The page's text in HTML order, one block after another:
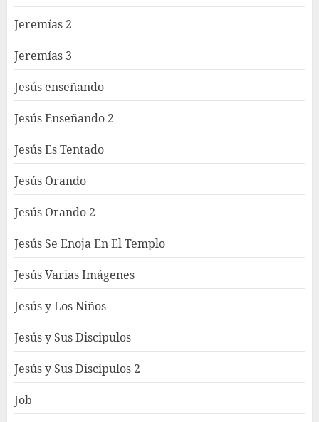
Jeremías 2
Jeremías 3
Jesús enseñando
Jesús Enseñando 2
Jesús Es Tentado
Jesús Orando
Jesús Orando 2
Jesús Se Enoja En El Templo
Jesús Varias Imágenes
Jesús y Los Niños
Jesús y Sus Discipulos
Jesús y Sus Discipulos 2
Job